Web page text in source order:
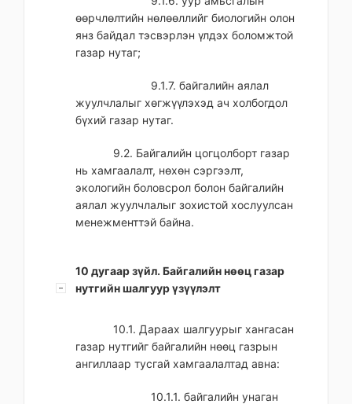
өөрчлөлтийн нөлөөллийг биологийн олон
янз байдал тэсвэрлэн үлдэх боломжтой
газар нутаг;
9.1.7. байгалийн аялал
жуулчлалыг хөгжүүлэхэд ач холбогдол
бүхий газар нутаг.
9.2. Байгалийн цогцолборт газар
нь хамгаалалт, нөхөн сэргээлт,
экологийн боловсрол болон байгалийн
аялал жуулчлалыг зохистой хослуулсан
менежменттэй байна.
10 дугаар зүйл. Байгалийн нөөц газар
нутгийн шалгуур үзүүлэлт
10.1. Дараах шалгуурыг хангасан
газар нутгийг байгалийн нөөц газрын
ангиллаар тусгай хамгаалалтад авна:
10.1.1. байгалийн унаган